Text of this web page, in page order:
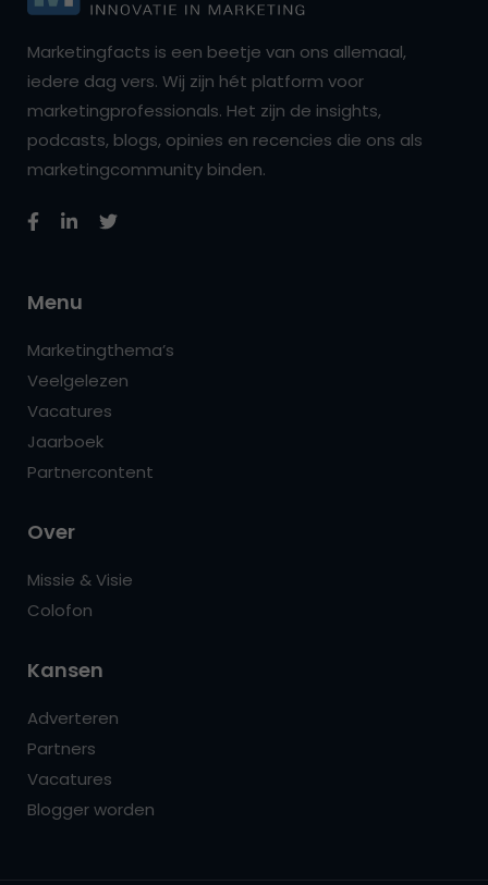
Marketingfacts is een beetje van ons allemaal,
iedere dag vers. Wij zijn hét platform voor
marketingprofessionals. Het zijn de insights,
podcasts, blogs, opinies en recencies die ons als
marketingcommunity binden.
Menu
Marketingthema’s
Veelgelezen
Vacatures
Jaarboek
Partnercontent
Over
Missie & Visie
Colofon
Kansen
Adverteren
Partners
Vacatures
Blogger worden